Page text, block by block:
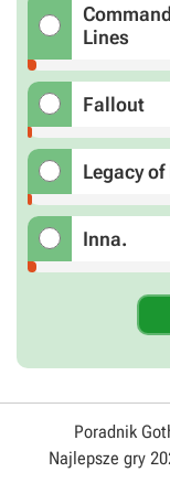
Lines
Fallout
Legacy
Inna.
Poradnik
Najlepsze gry